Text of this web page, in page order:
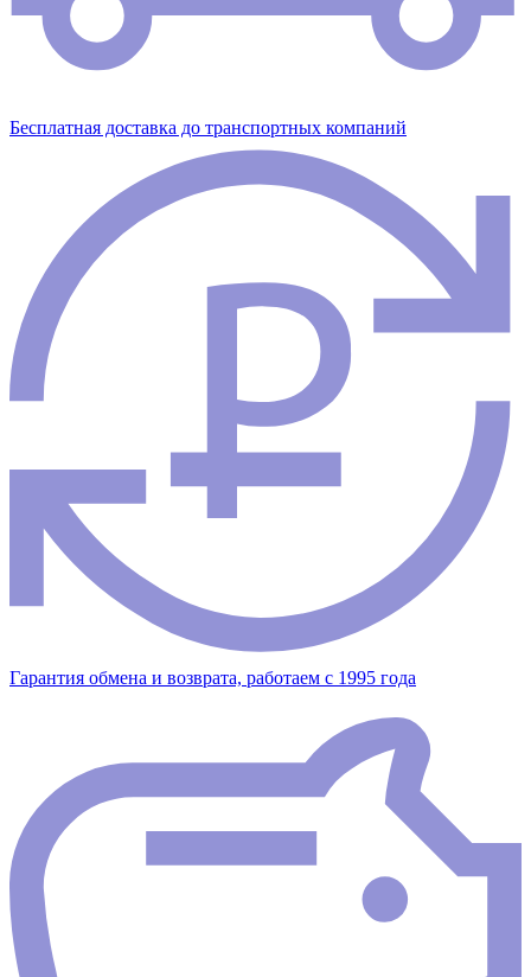
Бесплатная доставка до транспортных компаний
Гарантия обмена и возврата, работаем с 1995 года